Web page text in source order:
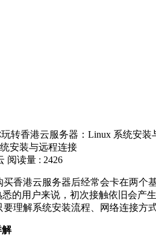
转香港云服务器：Linux 系统安装
安装与远程连接
阅读量 : 2426
港云服务器后经常会卡在两个
的用户来说，初次接触依旧会
理解系统安装流程、网络连接方